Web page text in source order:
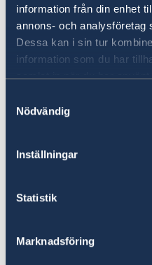
information från din enhet
annons- och analysföretag
Dessa kan i sin tur
information som du har
samlat in när du har
Nödvändig
Inställningar
Statistik
Marknadsföring
Visitas:con cita previa
email)
Dirección: Av. Mariscal
Miraflores, Lima
El Consulado tiene
Consulado
Cusco
departamentos de